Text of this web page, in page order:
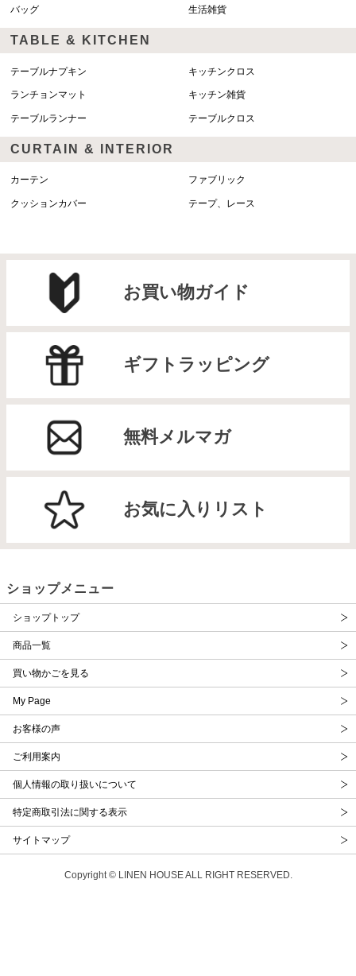
バッグ 生活雑貨
TABLE & KITCHEN
テーブルナプキン キッチンクロス
ランチョンマット キッチン雑貨
テーブルランナー テーブルクロス
CURTAIN & INTERIOR
カーテン ファブリック
クッションカバー テープ、レース
お買い物ガイド
ギフトラッピング
無料メルマガ
お気に入りリスト
ショップメニュー
ショップトップ
商品一覧
買い物かごを見る
My Page
お客様の声
ご利用案内
個人情報の取り扱いについて
特定商取引法に関する表示
サイトマップ
Copyright © LINEN HOUSE ALL RIGHT RESERVED.